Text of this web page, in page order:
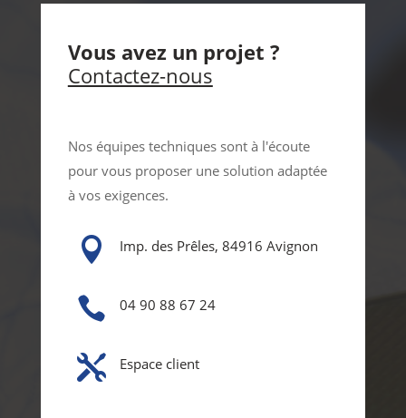
Vous avez un projet ?
Contactez-nous
Nos équipes techniques sont à l'écoute
pour vous proposer une solution adaptée
à vos exigences.
 Imp. des Prêles, 84916 Avignon
 04 90 88 67 24
 Espace client